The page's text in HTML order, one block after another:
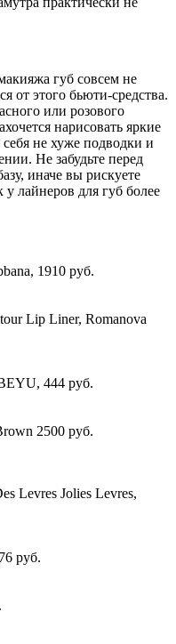
губ совсем не
от этого бьюти-средства.
или розового
нарисовать яркие
не хуже подводки и
Не забудьте перед
иначе вы рискуете
лайнеров для губ более
1910 руб.
Lip Liner, Romanova
444 руб.
2500 руб.
Levres Jolies Levres,
руб.